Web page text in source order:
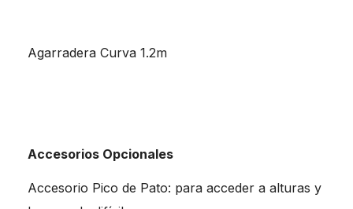
Agarradera Curva 1.2m
Accesorios Opcionales
Accesorio Pico de Pato: para acceder a alturas y